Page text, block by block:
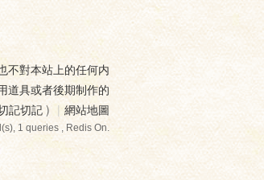
不對本站上的任何内
道具或者後期制作的
記切記 ) | 網站地圖
1 queries , Redis On.